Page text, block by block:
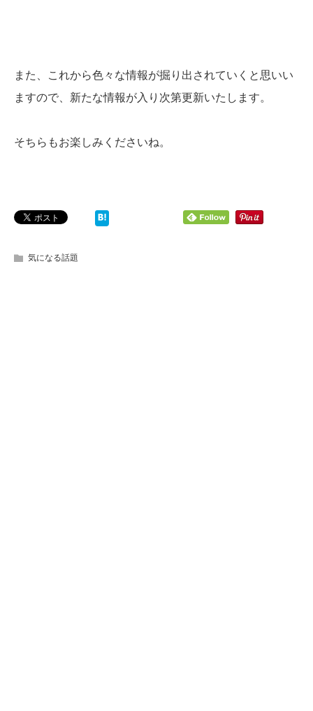
また、これから色々な情報が掘り出されていくと思いい
ますので、新たな情報が入り次第更新いたします。
そちらもお楽しみくださいね。
気になる話題